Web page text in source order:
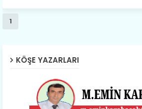
1
KÖŞE YAZARLARI